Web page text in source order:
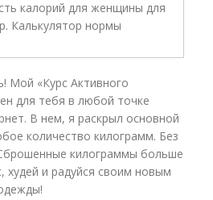
Мой «Курс Активного
для тебя в любой точке
В нем, я раскрыл основной
количество килограмм. Без
килограммы больше
худей и радуйся своим новым